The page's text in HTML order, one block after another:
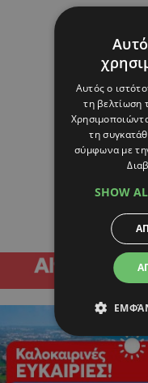
Αυτός ο
τη βελτίωση
τη
σύμφωνα με
SHOW